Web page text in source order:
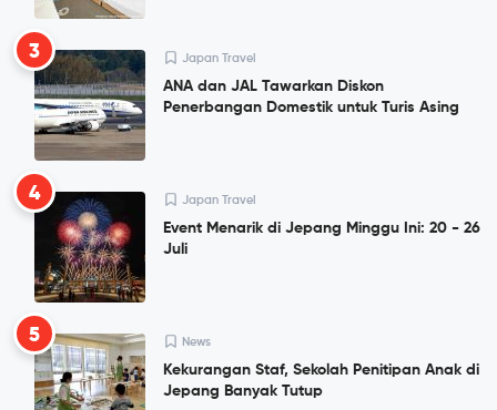
3 Japan Travel
ANA dan JAL Tawarkan Diskon
Penerbangan Domestik untuk Turis Asing
4 Japan Travel
Event Menarik di Jepang Minggu Ini: 20 - 26
Juli
5 News
Kekurangan Staf, Sekolah Penitipan Anak di
Jepang Banyak Tutup